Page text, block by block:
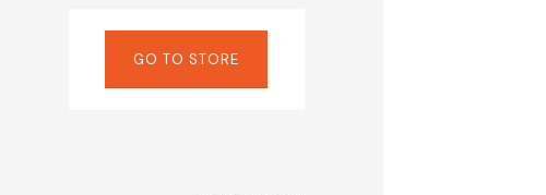
GO TO STORE